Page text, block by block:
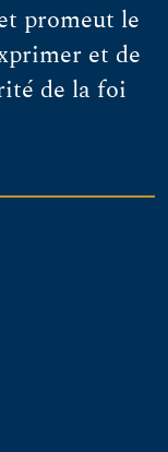
promeut le
et de
de la foi